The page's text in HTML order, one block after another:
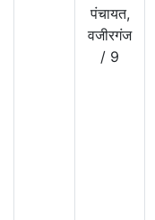
पंचायत,
वजीरगंज
/ 9